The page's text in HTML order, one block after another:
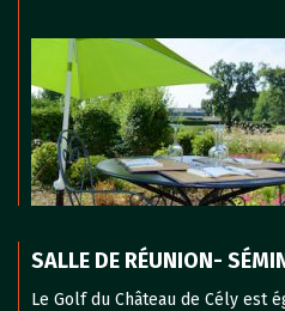
SALLE DE RÉUNION-
Le Golf du Château de Cély est